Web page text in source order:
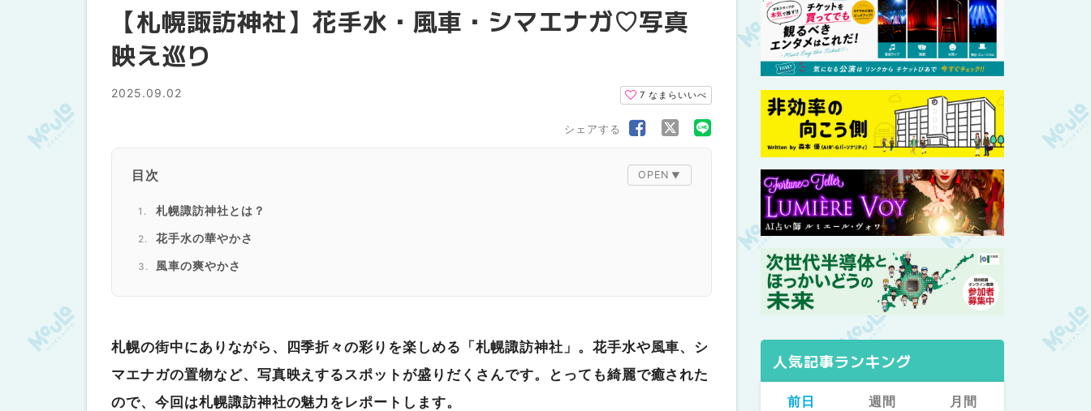
【札幌諏訪神社】花手水・風車・シマエナガ♡写真
映え巡り
2025.09.02 7 なまらいいべ
シェアする
目次
札幌諏訪神社とは？
花手水の華やかさ
風車の爽やかさ
お守りや御朱印、おみくじもたくさん
訪れると癒される
札幌の街中にありながら、四季折々の彩りを楽しめる「札幌諏訪神社」。花手水や風車、シ
マエナガの置物など、写真映えするスポットが盛りだくさんです。とっても綺麗で癒された
ので、今回は札幌諏訪神社の魅力をレポートします。
人気記事ランキング
前日 週間 月間